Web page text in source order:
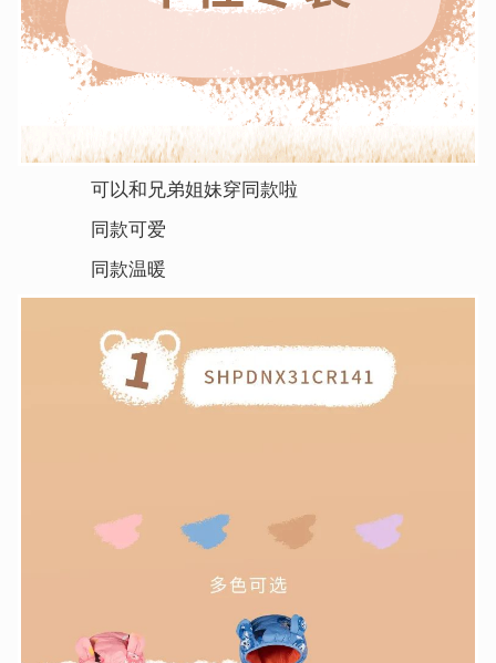
可以和兄弟姐妹穿同款啦
同款可爱
同款温暖